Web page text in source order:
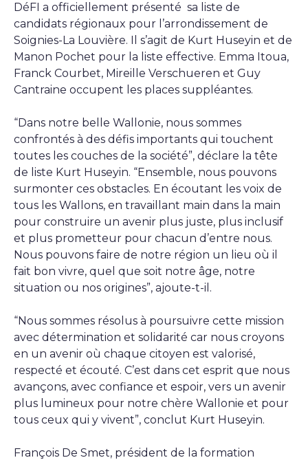
DéFI a officiellement présenté sa liste de
candidats régionaux pour l’arrondissement de
Soignies-La Louvière. Il s’agit de Kurt Huseyin et de
Manon Pochet pour la liste effective. Emma Itoua,
Franck Courbet, Mireille Verschueren et Guy
Cantraine occupent les places suppléantes.
“Dans notre belle Wallonie, nous sommes
confrontés à des défis importants qui touchent
toutes les couches de la société”, déclare la tête
de liste Kurt Huseyin. “Ensemble, nous pouvons
surmonter ces obstacles. En écoutant les voix de
tous les Wallons, en travaillant main dans la main
pour construire un avenir plus juste, plus inclusif
et plus prometteur pour chacun d’entre nous.
Nous pouvons faire de notre région un lieu où il
fait bon vivre, quel que soit notre âge, notre
situation ou nos origines”, ajoute-t-il.
“Nous sommes résolus à poursuivre cette mission
avec détermination et solidarité car nous croyons
en un avenir où chaque citoyen est valorisé,
respecté et écouté. C’est dans cet esprit que nous
avançons, avec confiance et espoir, vers un avenir
plus lumineux pour notre chère Wallonie et pour
tous ceux qui y vivent”, conclut Kurt Huseyin.
François De Smet, président de la formation